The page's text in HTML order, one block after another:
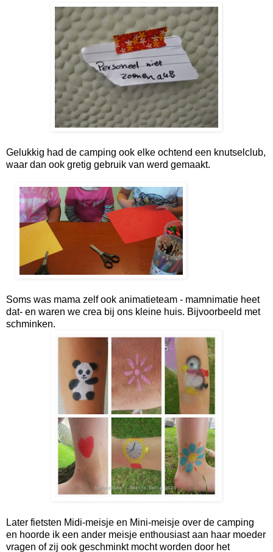
Gelukkig had de camping ook elke ochtend een knutselclub,
waar dan ook gretig gebruik van werd gemaakt.
Soms was mama zelf ook animatieteam - mamnimatie heet
dat- en waren we crea bij ons kleine huis. Bijvoorbeeld met
schminken.
Later fietsten Midi-meisje en Mini-meisje over de camping
en hoorde ik een ander meisje enthousiast aan haar moeder
vragen of zij ook geschminkt mocht worden door het